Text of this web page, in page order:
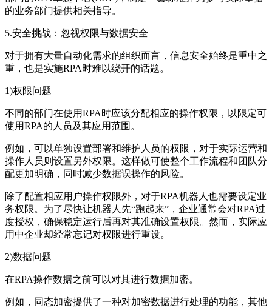
的业务部门提供相关指导。
5.安全挑战：忽视权限与数据安全
对于拥有大量自动化需求的组织而言，信息安全始终是重中之
重，也是实施RPA时难以绕开的话题。
1)权限问题
不同的部门在使用RPA时应该分配相应的操作权限，以限定可
使用RPA的人员及其应用范围。
例如，可以单独设置部署和维护人员的权限，对于实际运营和
操作人员则设置另外权限。这样做可使整个工作流程和团队分
配更加明确，同时减少数据误操作的风险。
除了配置相应用户操作权限外，对于RPA机器人也需要设定业
务权限。为了尽快让机器人先“跑起来”，企业通常会对RPA过
度授权，确保稳定运行后再对其准确设置权限。然而，实际应
用中企业却经常忘记对权限进行重设。
2)数据问题
在RPA操作数据之前可以对其进行数据加密。
例如，同态加密提供了一种对加密数据进行处理的功能，其他